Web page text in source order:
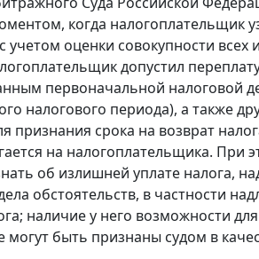
когда
оценки совокупности
допустил
первоначальной налоговой
налогового периода), а также
признания срока на возврат
на налогоплательщика.
об излишней уплате налога,
обстоятельств, в частности
наличие у него возможности
могут быть признаны судом в